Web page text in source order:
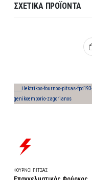
ΣΧΕΤΙΚΆ ΠΡΟΪΌΝΤΑ
ΦΟΎΡΝΟΙ ΠΊΤΣΑΣ
Επαγγελματικός Φούρνος